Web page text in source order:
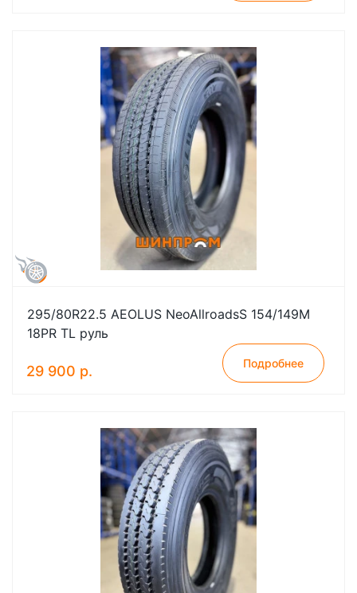
295/80R22.5 AEOLUS NeoAllroadsS 154/149M
18PR TL руль
29 900 р. Подробнее